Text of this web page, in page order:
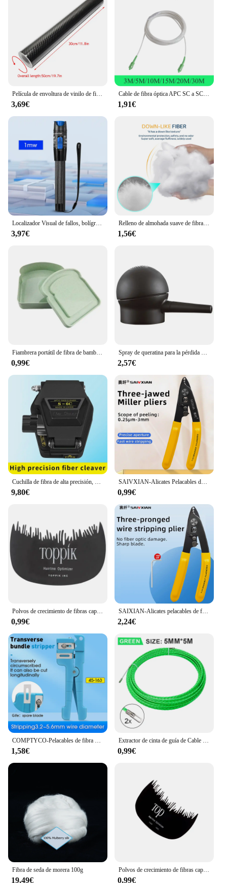
carbon fiber material is known for its exceptional
durability, resisting wear and tear from various
weather conditions and road debris. This means that
your vehicle's appearance will remain pristine, and
the performance benefits will persist, making these
decals a smart investment for any car owner looking
to maintain their vehicle's appeal and functionality
Película de envoltura de vinilo de fibra de carbono 7D, alta luminosidad, pegatinas impermeables para coche, consola, ordenador, portátil, piel, accesorios para motocicleta
3,69€
Cable de fibra óptica APC SC a SC, Cable de extensión interior de 1 núcleo, modo único óptico, Cable de parche de conversión simple, 3M/5M/10M/15M/20M/30M
1,91€
Localizador Visual de fallos, bolígrafo de prueba de Cable de fibra óptica FTTH, probador de fibra óptica SC/FC/ST, interfaz VFL de 2,5mm, 1/10/20/30/50/60/80MW
3,97€
Relleno de almohada suave de fibra de poliéster de primera calidad, relleno para animales de peluche, juguetes, decoraciones en la nube, fibra similar al plumón EPE, 100g, 500g, 1000g
1,56€
Fiambrera portátil de fibra de bambú, fiambrera para pan, contenedores sellables, 1 piezas
0,99€
Spray de queratina para la pérdida del cabello, polvos de crecimiento instantáneo, mejor corrector, 27,5g
2,57€
Cuchilla de fibra de alta precisión, cuchillo de corte de Cable de fibra óptica FTTT, cortador de 16 hojas de superficie, color negro S-6C
9,80€
SAIVXIAN-Alicates Pelacables de fibra óptica de tres puertos, CFS-3, pelacables para herramientas FTTH
0,99€
0,99€
SAIXIAN-Alicates pelacables de fibra óptica de tres puertos, pelacables para herramientas FTTH, pelacables de tijera, cuchillo de corte
2,24€
1,58€ 0,99€
Fibra de seda de morera 100g
19,49€
Polvos de crecimiento de fibras capilares, aplicador de queratina de 9 colores, bomba de pulverización de fibras para construcción del cabello, productos de belleza y salud, 27,5g Toppik
0,99€